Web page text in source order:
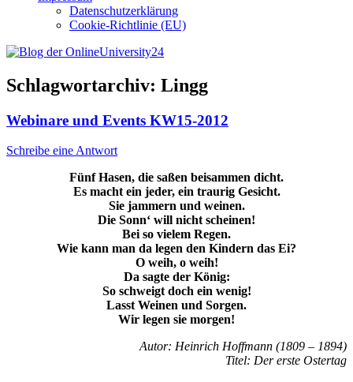
Datenschutzerklärung
Cookie-Richtlinie (EU)
Schlagwortarchiv: Lingg
Webinare und Events KW15-2012
Schreibe eine Antwort
Fünf Hasen, die saßen beisammen dicht.
Es macht ein jeder, ein traurig Gesicht.
Sie jammern und weinen.
Die Sonn‘ will nicht scheinen!
Bei so vielem Regen.
Wie kann man da legen den Kindern das Ei?
O weih, o weih!
Da sagte der König:
So schweigt doch ein wenig!
Lasst Weinen und Sorgen.
Wir legen sie morgen!
Autor: Heinrich Hoffmann (1809 – 1894)
Titel: Der erste Ostertag